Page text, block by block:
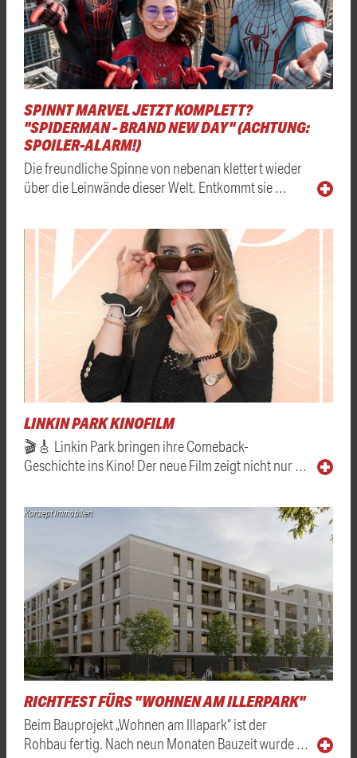
SPINNT MARVEL JETZT KOMPLETT?
"SPIDERMAN - BRAND NEW DAY" (ACHTUNG:
SPOILER-ALARM!)
Die freundliche Spinne von nebenan klettert wieder
über die Leinwände dieser Welt. Entkommt sie …
LINKIN PARK KINOFILM
🎬🎸 Linkin Park bringen ihre Comeback-
Geschichte ins Kino! Der neue Film zeigt nicht nur …
Konzept Immobilien
RICHTFEST FÜRS "WOHNEN AM ILLERPARK"
Beim Bauprojekt „Wohnen am Illapark“ ist der
Rohbau fertig. Nach neun Monaten Bauzeit wurde …